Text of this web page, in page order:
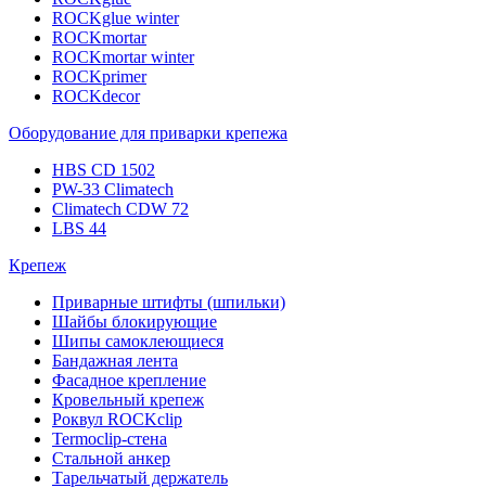
ROCKglue winter
ROCKmortar
ROCKmortar winter
ROCKprimer
ROCKdecor
Оборудование для приварки крепежа
HBS CD 1502
PW-33 Climatech
Climatech CDW 72
LBS 44
Крепеж
Приварные штифты (шпильки)
Шайбы блокирующие
Шипы самоклеющиеся
Бандажная лента
Фасадное крепление
Кровельный крепеж
Роквул ROCKclip
Termoclip-стена
Стальной анкер
Тарельчатый держатель